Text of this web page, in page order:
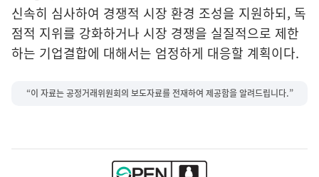
신속히 심사하여 경쟁적 시장 환경 조성을 지원하되, 독
점적 지위를 강화하거나 시장 경쟁을 실질적으로 제한
하는 기업결합에 대해서는 엄정하게 대응할 계획이다.
“이 자료는 공정거래위원회의 보도자료를 전재하여 제공함을 알려드립니다.”